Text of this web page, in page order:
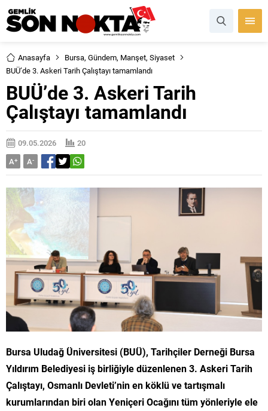
Anasayfa Bursa, Gündem, Manşet, Siyaset
BUÜ’de 3. Askeri Tarih Çalıştayı tamamlandı
BUÜ’de 3. Askeri Tarih
Çalıştayı tamamlandı
09.05.2026
20
A+ A-
Bursa Uludağ Üniversitesi (BUÜ), Tarihçiler Derneği Bursa
Yıldırım Belediyesi iş birliğiyle düzenlenen 3. Askeri Tarih
Çalıştayı, Osmanlı Devleti’nin en köklü ve tartışmalı
kurumlarından biri olan Yeniçeri Ocağını tüm yönleriyle ele